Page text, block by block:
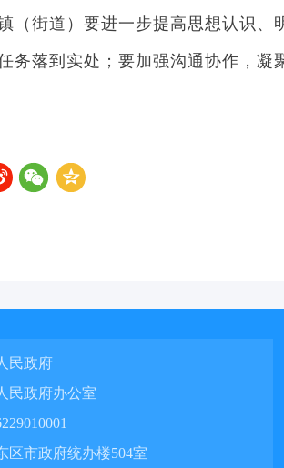
（街道）要进一步提高思想认识
务落到实处；要加强沟通协作，
民政府
民政府办公室
区市政府统办楼504室